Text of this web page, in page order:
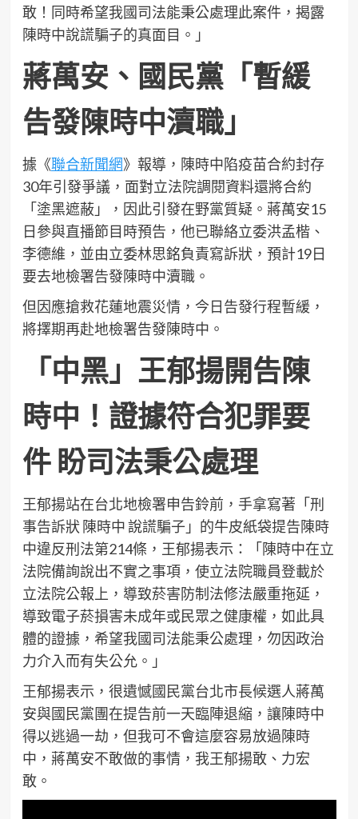
敢！同時希望我國司法能秉公處理此案件，揭露
陳時中說謊騙子的真面目。」
蔣萬安、國民黨「暫緩
告發陳時中瀆職」
據《聯合新聞網》報導，陳時中陷疫苗合約封存
30年引發爭議，面對立法院調閱資料還將合約
「塗黑遮蔽」，因此引發在野黨質疑。蔣萬安15
日參與直播節目時預告，他已聯絡立委洪孟楷、
李德維，並由立委林思銘負責寫訴狀，預計19日
要去地檢署告發陳時中瀆職。
但因應搶救花蓮地震災情，今日告發行程暫緩，
將擇期再赴地檢署告發陳時中。
「中黑」王郁揚開告陳
時中！證據符合犯罪要
件 盼司法秉公處理
王郁揚站在台北地檢署申告鈴前，手拿寫著「刑
事告訴狀 陳時中 說謊騙子」的牛皮紙袋提告陳時
中違反刑法第214條，王郁揚表示：「陳時中在立
法院備詢說出不實之事項，使立法院職員登載於
立法院公報上，導致菸害防制法修法嚴重拖延，
導致電子菸損害未成年或民眾之健康權，如此具
體的證據，希望我國司法能秉公處理，勿因政治
力介入而有失公允。」
王郁揚表示，很遺憾國民黨台北市長候選人蔣萬
安與國民黨團在提告前一天臨陣退縮，讓陳時中
得以逃過一劫，但我可不會這麼容易放過陳時
中，蔣萬安不敢做的事情，我王郁揚敢、力宏
敢。